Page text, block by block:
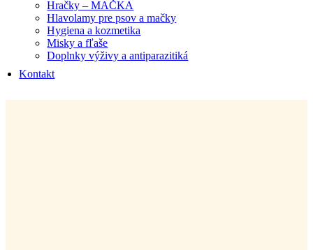
Hračky – MAČKA
Hlavolamy pre psov a mačky
Hygiena a kozmetika
Misky a fľaše
Doplnky výživy a antiparazitiká
Kontakt